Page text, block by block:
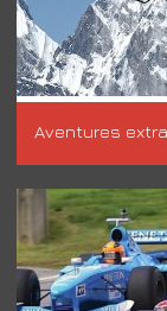
Aventures